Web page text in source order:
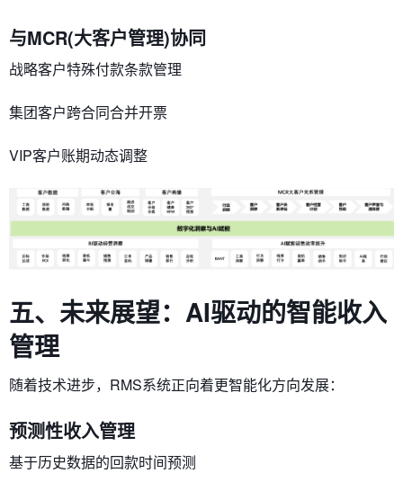
​与MCR(大客户管理)协同​
战略客户特殊付款条款管理
集团客户跨合同合并开票
VIP客户账期动态调整
五、未来展望：AI驱动的智能收入
管理
随着技术进步，RMS系统正向着更智能化方向发展：
​预测性收入管理​
基于历史数据的回款时间预测